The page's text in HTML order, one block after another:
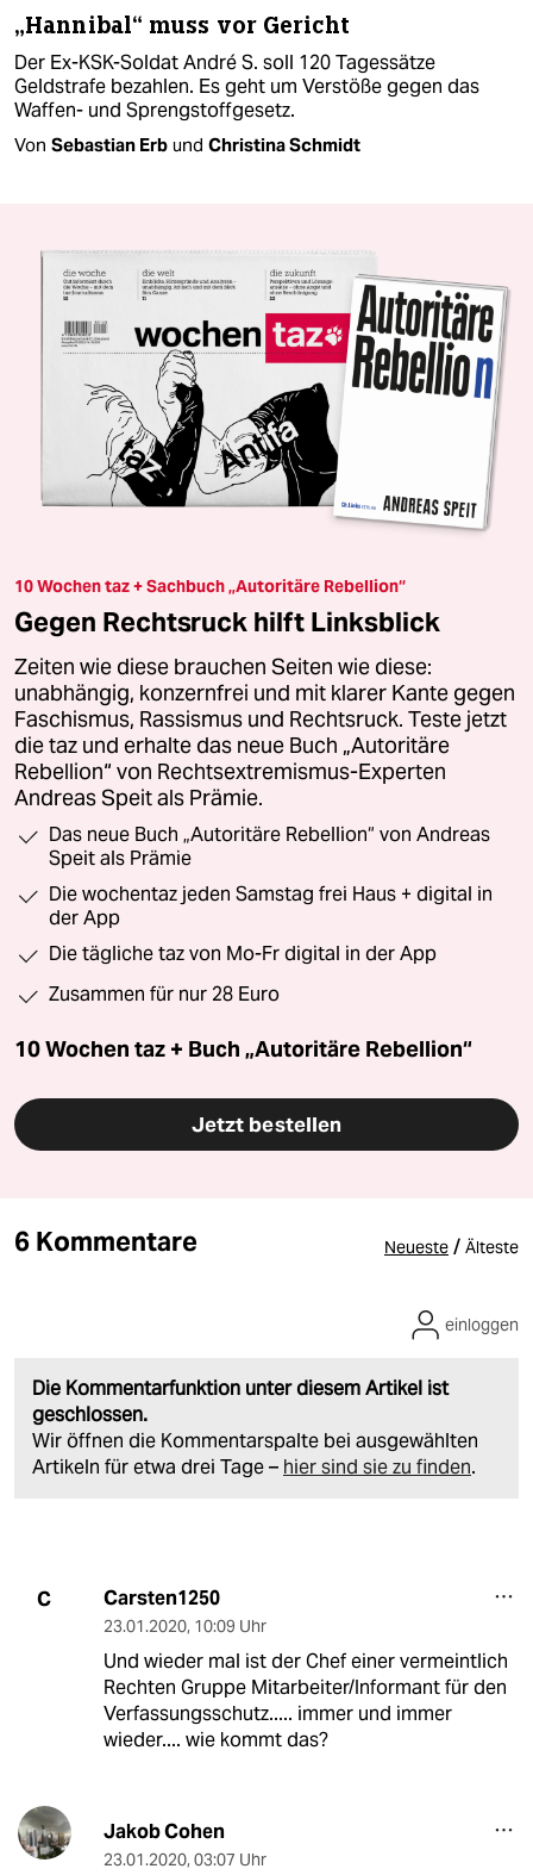
„Hannibal“ muss vor Gericht
Der Ex-KSK-Soldat André S. soll 120 Tagessätze
Geldstrafe bezahlen. Es geht um Verstöße gegen das
Waffen- und Sprengstoffgesetz.
Von Sebastian Erb und Christina Schmidt
10 Wochen taz + Sachbuch „Autoritäre Rebellion“
Gegen Rechtsruck hilft Linksblick
Zeiten wie diese brauchen Seiten wie diese:
unabhängig, konzernfrei und mit klarer Kante gegen
Faschismus, Rassismus und Rechtsruck. Teste jetzt
die taz und erhalte das neue Buch „Autoritäre
Rebellion“ von Rechtsextremismus-Experten
Andreas Speit als Prämie.
Das neue Buch „Autoritäre Rebellion“ von Andreas
Speit als Prämie
Die wochentaz jeden Samstag frei Haus + digital in
der App
Die tägliche taz von Mo-Fr digital in der App
Zusammen für nur 28 Euro
10 Wochen taz + Buch „Autoritäre Rebellion“
Jetzt bestellen
6 Kommentare Neueste / Älteste
Die Kommentarfunktion unter diesem Artikel ist
geschlossen.
Wir öffnen die Kommentarspalte bei ausgewählten
Artikeln für etwa drei Tage – hier sind sie zu finden.
einloggen
C Carsten1250
23.01.2020, 10:09 Uhr
Und wieder mal ist der Chef einer vermeintlich
Rechten Gruppe Mitarbeiter/Informant für den
Verfassungsschutz..... immer und immer
wieder.... wie kommt das?
Jakob Cohen
23.01.2020, 03:07 Uhr